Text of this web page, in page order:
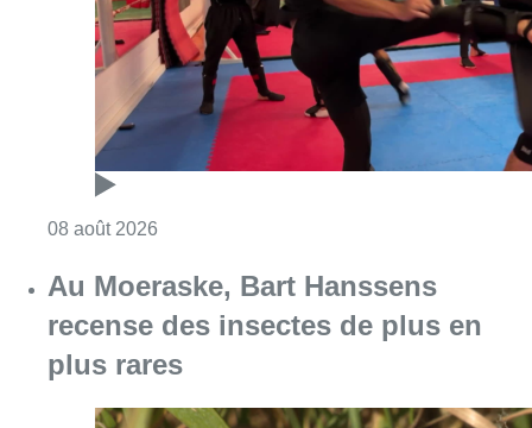
08 août 2026
Au Moeraske, Bart Hanssens
recense des insectes de plus en
plus rares